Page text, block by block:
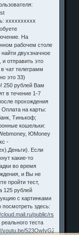
хххххххххх
На
рабочем столе
двухзначное
и отправить это
чат телеграмм
это 33)
250 рублей Вам
в течение 1-7
прохождения
Оплата на карты:
Тинькоф;
кошельки:
ЮMoney
-
Если
какие-то
во время
и Вы не
пройти тест,
125 рублей
с картинками
посмотреть здесь:
public/rshF/
теста
youtu.be/523OwIyGZHM